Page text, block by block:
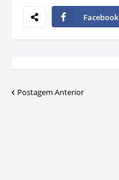
Facebook
Postagem Anterior